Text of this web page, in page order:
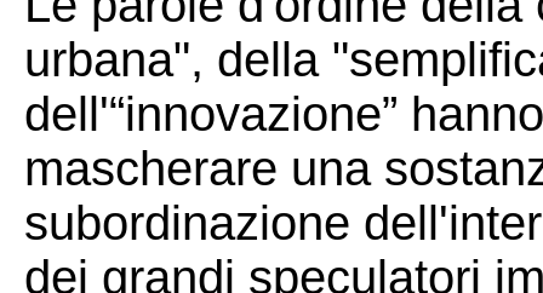
urbana", della
dell'“innovazione”
mascherare una
subordinazione
dei grandi speculatori